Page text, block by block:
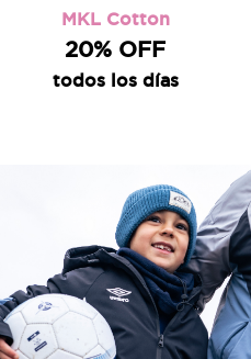
MKL Cotton
20% OFF
todos los días